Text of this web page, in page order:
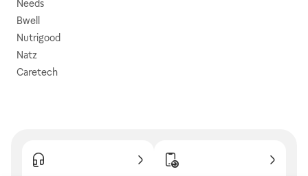
Needs
Bwell
Nutrigood
Natz
Caretech